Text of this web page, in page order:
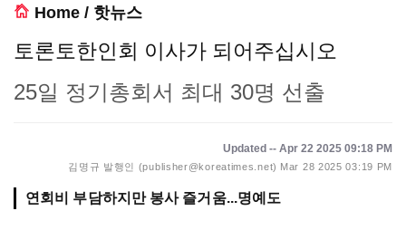
Home / 핫뉴스
토론토한인회 이사가 되어주십시오
25일 정기총회서 최대 30명 선출
Updated -- Apr 22 2025 09:18 PM
김명규 발행인 (publisher@koreatimes.net) Mar 28 2025 03:19 PM
연회비 부담하지만 봉사 즐거움...명예도